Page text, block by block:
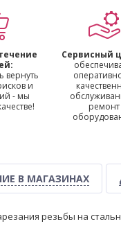
вернуть
и
- мы
Сервисный
ремонт
В МАГАЗИНАХ
резьбы на